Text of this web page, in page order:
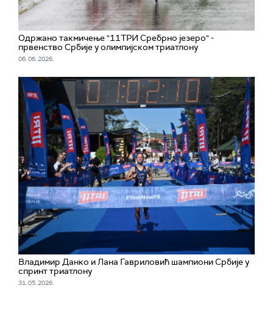
Одржано такмичење "11ТРИ Сребрно језеро" -
првенство Србије у олимпијском триатлону
06. 06. 2026.
Владимир Данко и Лана Гавриловић шампиони Србије у
спринт триатлону
31. 05. 2026.